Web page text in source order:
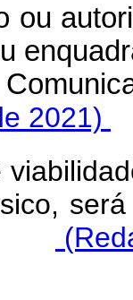
ou
2021)